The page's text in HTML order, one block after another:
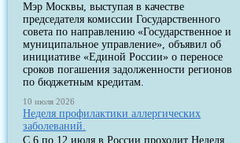
Мэр Москвы, выступая в качестве
председателя комиссии Государственного
совета по направлению «Государственное и
муниципальное управление», объявил об
инициативе «Единой России» о переносе
сроков погашения задолженности регионов
по бюджетным кредитам.
10 июля 2026
Неделя профилактики аллергических
заболеваний.
С 6 по 12 июля в России проходит Неделя